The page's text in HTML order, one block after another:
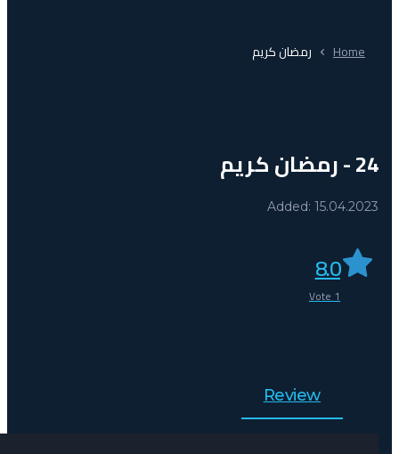
Home رمضان كريم
24 - رمضان كريم
Added: 15.04.2023
8.0
1
Vote
Review